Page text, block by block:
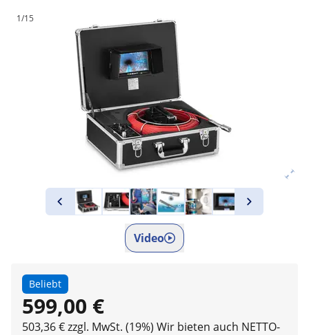
1/15
Video
Beliebt
599,00 €
503,36 € zzgl. MwSt. (19%) Wir bieten auch NETTO-